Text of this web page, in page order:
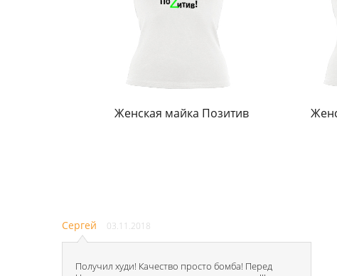
Женская майка Позитив
Сергей 03.11.2018
Получил худи! Качество просто бомба! Перед